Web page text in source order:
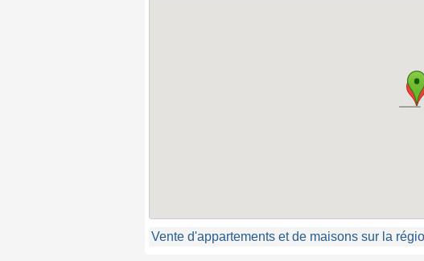
Vente d'appartements et de maisons sur la